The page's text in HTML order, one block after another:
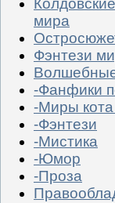
мира
Фэнтези
-Фанфики
-Миры
-Фэнтези
-Мистика
-Юмор
-Проза